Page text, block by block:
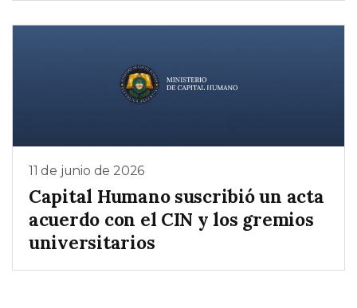
11 de junio de 2026
Capital Humano suscribió un acta
acuerdo con el CIN y los gremios
universitarios